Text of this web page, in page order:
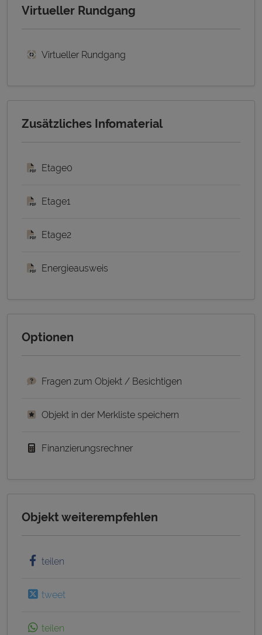
Virtueller Rundgang
Virtueller Rundgang
Zusätzliches Infomaterial
Etage0
Etage1
Etage2
Energieausweis
Optionen
Fragen zum Objekt / Besichtigen
Objekt in der Merkliste speichern
Finanzierungsrechner
Objekt weiterempfehlen
teilen
tweet
teilen